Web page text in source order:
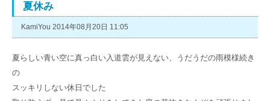
夏休み
KamiYou 2014年08月20日 11:05
夏らしい青い空に真っ白い入道雲が見えない、うだうだの雨模様続き
の
スッキリしない休日でした